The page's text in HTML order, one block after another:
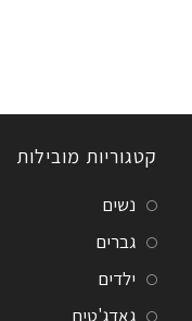
קטגוריות מובילות
נשים
גברים
ילדים
גאדג'טים